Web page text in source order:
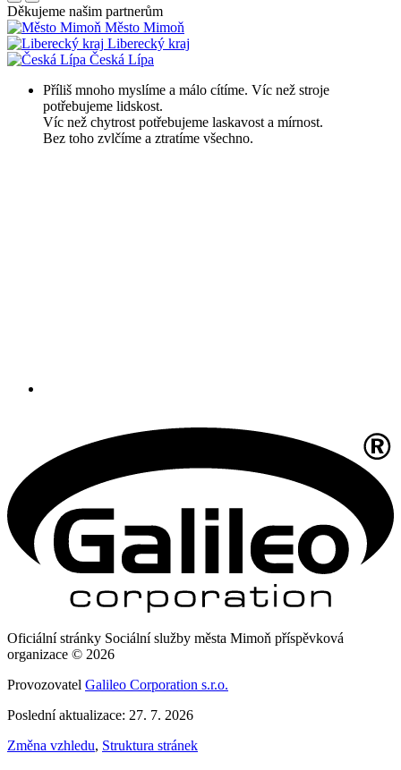
Děkujeme našim partnerům
Město Mimoň
Liberecký kraj
Česká Lípa
Příliš mnoho myslíme a málo cítíme. Víc než stroje
potřebujeme lidskost.
Víc než chytrost potřebujeme laskavost a mírnost.
Bez toho zvlčíme a ztratíme všechno.
Oficiální stránky Sociální služby města Mimoň příspěvková
organizace © 2026
Provozovatel Galileo Corporation s.r.o.
Poslední aktualizace: 27. 7. 2026
Změna vzhledu, Struktura stránek